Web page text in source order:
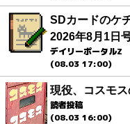
SDカードのケ
2026年8月1日
デイリーポータルZ
(08.03 17:00)
現役、コスモ
読者投稿
(08.03 16:00)